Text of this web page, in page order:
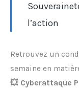
l’action
Retrouvez un
semaine en
💥 Cyberattaque